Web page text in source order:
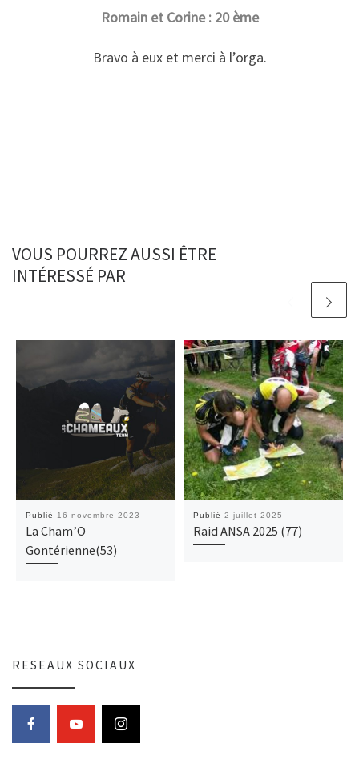
Romain et Corine : 20 ème
Bravo à eux et merci à l’orga.
VOUS POURREZ AUSSI ÊTRE
INTÉRESSÉ PAR
Publié 16 novembre 2023
La Cham’O
Gontérienne(53)
Publié 2 juillet 2025
Raid ANSA 2025 (77)
RESEAUX SOCIAUX